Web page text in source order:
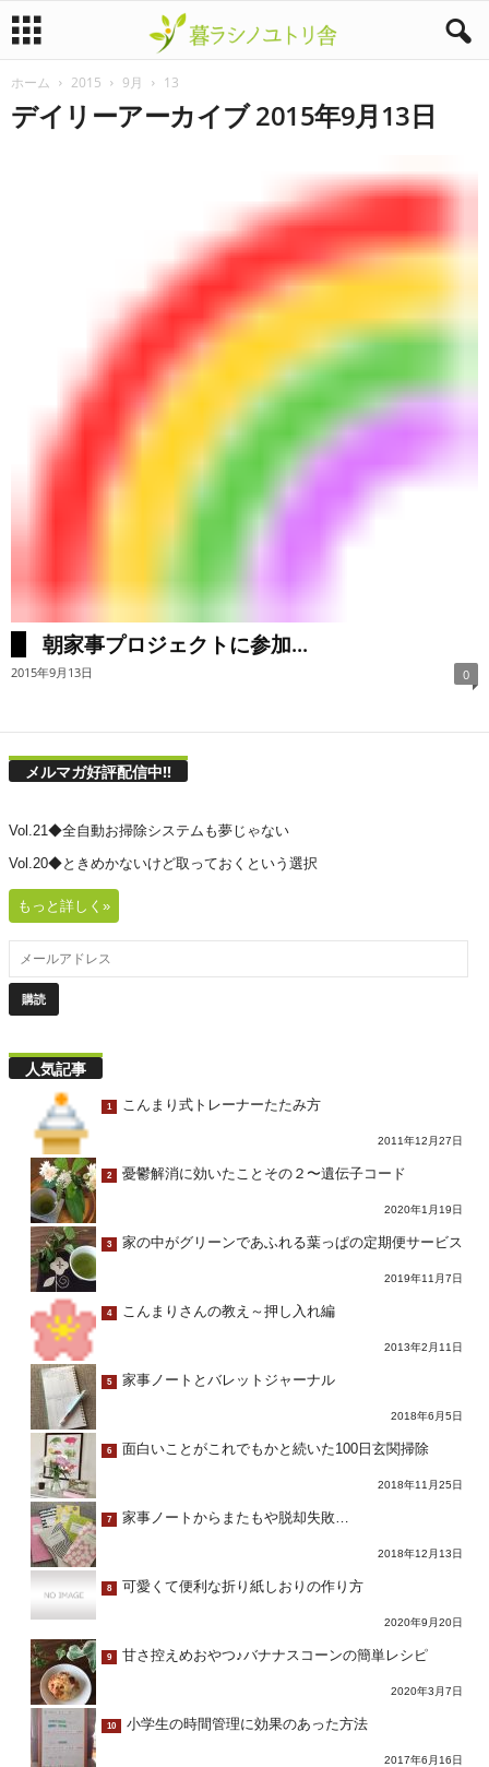
暮ホーム 2015 9月 13
デイリーアーカイブ 2015年9月13日
朝家事プロジェクトに参加...
2015年9月13日 0
メルマガ好評配信中!!
Vol.21◆全自動お掃除システムも夢じゃない
Vol.20◆ときめかないけど取っておくという選択
もっと詳しく»
人気記事
1 こんまり式トレーナーたたみ方
2011年12月27日
2 憂鬱解消に効いたことその２〜遺伝子コード
2020年1月19日
3 家の中がグリーンであふれる葉っぱの定期便サービス
2019年11月7日
4 こんまりさんの教え～押し入れ編
2013年2月11日
5 家事ノートとバレットジャーナル
2018年6月5日
6 面白いことがこれでもかと続いた100日玄関掃除
2018年11月25日
7 家事ノートからまたもや脱却失敗…
2018年12月13日
8 可愛くて便利な折り紙しおりの作り方
2020年9月20日
9 甘さ控えめおやつ♪バナナスコーンの簡単レシピ
2020年3月7日
10 小学生の時間管理に効果のあった方法
2017年6月16日